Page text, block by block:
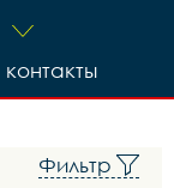
контакты
Фильтр